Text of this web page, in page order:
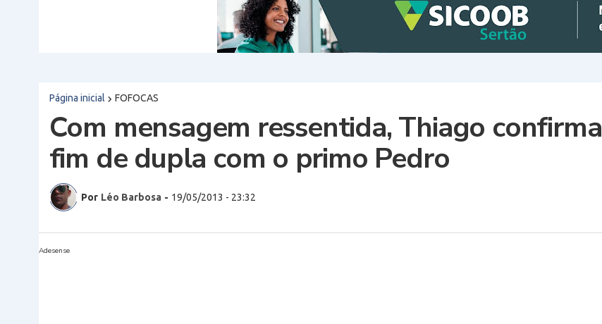
Página inicial FOFOCAS
Com mensagem ressentida, Thiago confirma
fim de dupla com o primo Pedro
Por Léo Barbosa - 19/05/2013 - 23:32
Adesense